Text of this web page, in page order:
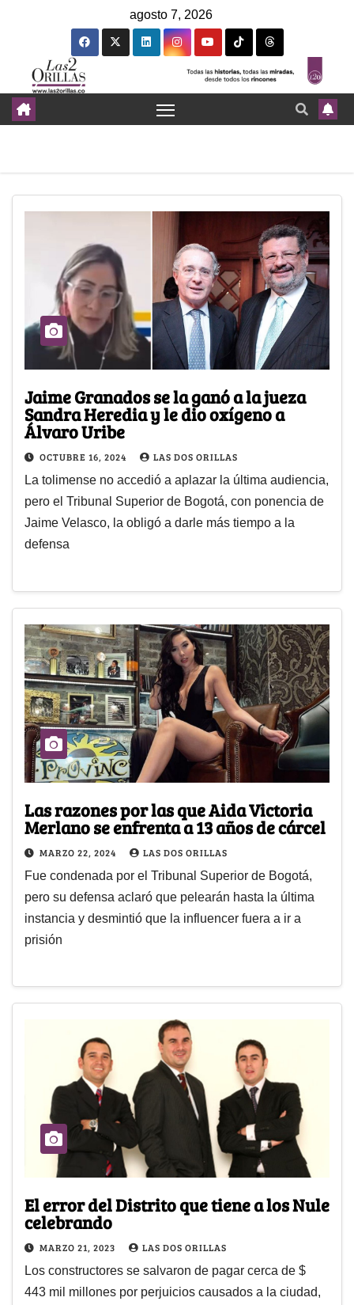
agosto 7, 2026
Jaime Granados se la ganó a la jueza
Sandra Heredia y le dio oxígeno a
Álvaro Uribe
OCTUBRE 16, 2024 LAS DOS ORILLAS
La tolimense no accedió a aplazar la última audiencia,
pero el Tribunal Superior de Bogotá, con ponencia de
Jaime Velasco, la obligó a darle más tiempo a la
defensa
Las razones por las que Aida Victoria
Merlano se enfrenta a 13 años de cárcel
MARZO 22, 2024 LAS DOS ORILLAS
Fue condenada por el Tribunal Superior de Bogotá,
pero su defensa aclaró que pelearán hasta la última
instancia y desmintió que la influencer fuera a ir a
prisión
El error del Distrito que tiene a los Nule
celebrando
MARZO 21, 2023 LAS DOS ORILLAS
Los constructores se salvaron de pagar cerca de $
443 mil millones por perjuicios causados a la ciudad,